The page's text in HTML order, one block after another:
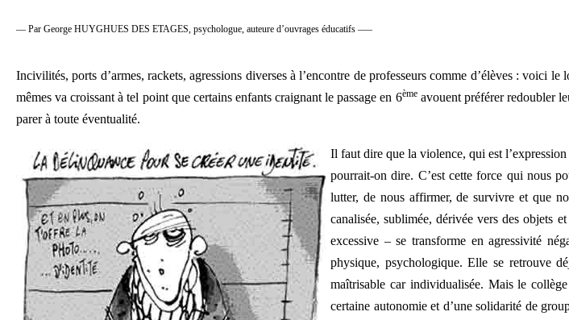
— Par George HUYGHUES DES ETAGES, psychologue, auteure d’ouvrages éducatifs –—
Incivilités, ports d’armes, rackets, agressions diverses à l’encontre de professeurs comme d’élèves : voici
mêmes va croissant à tel point que certains enfants craignant le passage en 6èmeavouent préférer redoubler
parer à toute éventualité.
Il faut dire que la violence, qui est
pourrait-on dire. C’est cette force qui nous
lutter, de nous affirmer, de survivre et que
canalisée, sublimée, dérivée vers des objets
excessive – se transforme en agressivité
physique, psychologique. Elle se retrouve
maîtrisable car individualisée. Mais le
certaine autonomie et d’une solidarité de